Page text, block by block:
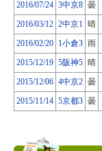
2016/07/24 3中京8 曇
2016/03/12 2中京1 晴
2016/02/20 1小倉3 雨
2015/12/19 5阪神5 晴
2015/12/06 4中京2 曇
2015/11/14 5京都3 曇